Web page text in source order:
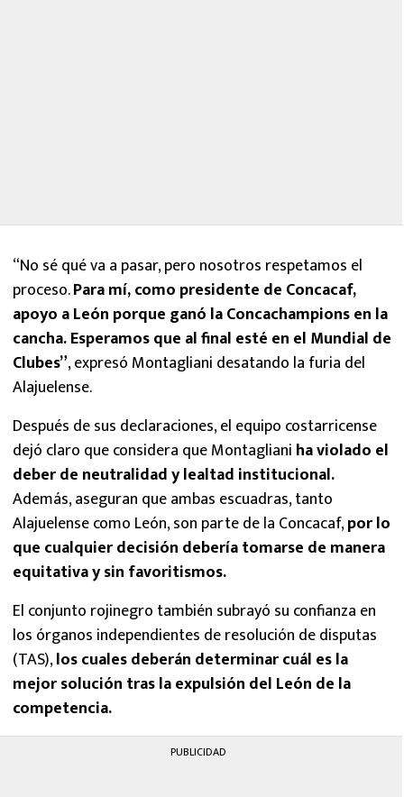
“No sé qué va a pasar, pero nosotros respetamos el
proceso.Para mí, como presidente de Concacaf,
apoyo a León porque ganó la Concachampions en la
cancha. Esperamos que al final esté en el Mundial de
Clubes”, expresó Montagliani desatando la furia del
Alajuelense.
Después de sus declaraciones, el equipo costarricense
dejó claro que considera que Montagliani ha violado el
deber de neutralidad y lealtad institucional.
Además, aseguran que ambas escuadras, tanto
Alajuelense como León, son parte de la Concacaf,por lo
que cualquier decisión debería tomarse de manera
equitativa y sin favoritismos.
El conjunto rojinegro también subrayó su confianza en
los órganos independientes de resolución de disputas
(TAS),los cuales deberán determinar cuál es la
mejor solución tras la expulsión del León de la
competencia.
PUBLICIDAD